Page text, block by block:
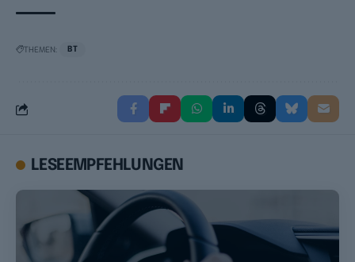
THEMEN: BT
LESEEMPFEHLUNGEN